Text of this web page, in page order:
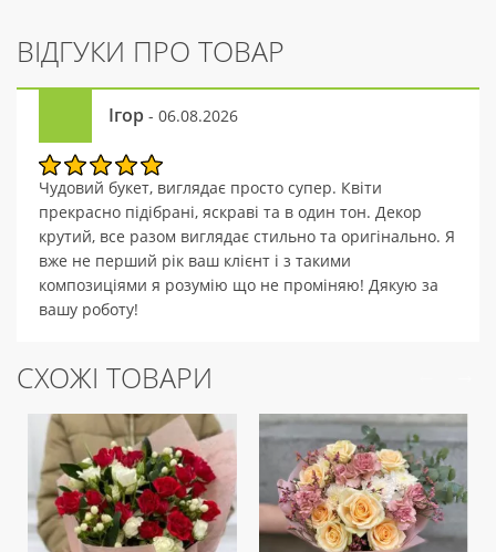
ВІДГУКИ ПРО ТОВАР
Ігор - 06.08.2026
Чудовий букет, виглядає просто супер. Квіти
прекрасно підібрані, яскраві та в один тон. Декор
крутий, все разом виглядає стильно та оригінально. Я
вже не перший рік ваш клієнт і з такими
композиціями я розумію що не проміняю! Дякую за
вашу роботу!
СХОЖІ ТОВАРИ